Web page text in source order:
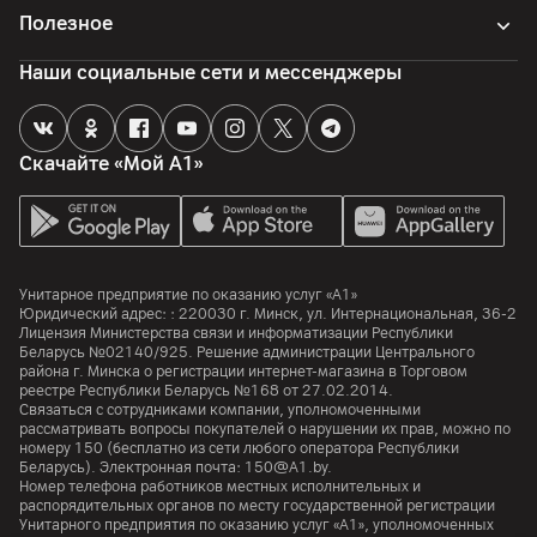
Память
256ГБ
Объем оперативной памяти
8ГБ
нет
Особенности
Поддержка карты памяти nanoSD
Процессор
Процессор
MediaTek Dimensity 7025-Ultra
Количество ядер
Полезное
Скачайте «Мой А1»
Наши социальные сети и мессенджеры
Унитарное предприятие по оказанию услуг «А1»
Юридический адрес: : 220030 г. Минск, ул. Интернациональная, 36-2
Лицензия Министерства связи и информатизации Республики
Беларусь №02140/925. Решение администрации Центрального
района г. Минска о регистрации интернет-магазина в Торговом
реестре Республики Беларусь №168 от 27.02.2014.
Связаться с сотрудниками компании, уполномоченными
рассматривать вопросы покупателей о нарушении их прав, можно по
номеру 150 (бесплатно из сети любого оператора Республики
Беларусь). Электронная почта: 150@A1.by.
Номер телефона работников местных исполнительных и
распорядительных органов по месту государственной регистрации
Унитарного предприятия по оказанию услуг «А1», уполномоченных